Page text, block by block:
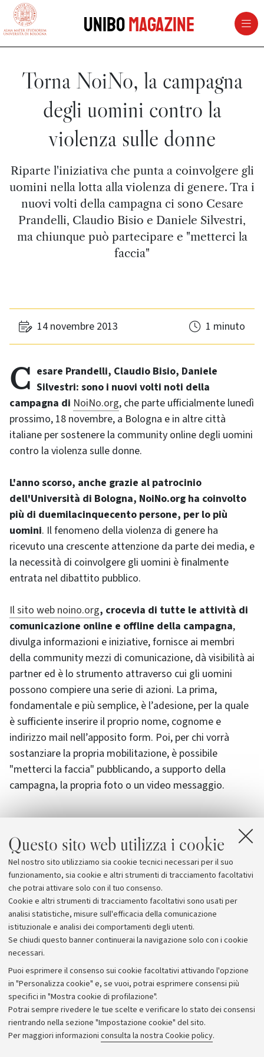
Questo sito web utilizza i cookie
Nel nostro sito utilizziamo sia cookie tecnici necessari per il suo
funzionamento, sia cookie e altri strumenti di tracciamento facoltativi
che potrai attivare solo con il tuo consenso.
Cookie e altri strumenti di tracciamento facoltativi sono usati per
analisi statistiche, misure sull'efficacia della comunicazione
istituzionale e analisi dei comportamenti degli utenti.
Se chiudi questo banner continuerai la navigazione solo con i cookie
necessari.
Puoi esprimere il consenso sui cookie facoltativi attivando l'opzione
in "Personalizza cookie" e, se vuoi, potrai esprimere consensi più
specifici in "Mostra cookie di profilazione".
Potrai sempre rivedere le tue scelte e verificare lo stato dei consensi
rientrando nella sezione "Impostazione cookie" del sito.
Per maggiori informazioni consulta la nostra Cookie policy.
vai al contenuto della pagina
UniboMagazine
Torna NoiNo, la campagna
degli uomini contro la
violenza sulle donne
Riparte l'iniziativa che punta a coinvolgere gli
uomini nella lotta alla violenza di genere. Tra i
nuovi volti della campagna ci sono Cesare
Prandelli, Claudio Bisio e Daniele Silvestri,
ma chiunque può partecipare e "metterci la
faccia"
14 novembre 2013 1 minuto
Cesare Prandelli, Claudio Bisio, Daniele Silvestri: sono i nuovi volti noti della
campagna di NoiNo.org, che parte ufficialmente lunedì
prossimo, 18 novembre, a Bologna e in altre città
italiane per sostenere la community online degli uomini
contro la violenza sulle donne.
L'anno scorso, anche grazie al patrocinio
dell'Università di Bologna, NoiNo.org ha coinvolto
più di duemilacinquecento persone, per lo più
uomini. Il fenomeno della violenza di genere ha
ricevuto una crescente attenzione da parte dei media, e
la necessità di coinvolgere gli uomini è finalmente
entrata nel dibattito pubblico.
Il sito web noino.org, crocevia di tutte le attività di
comunicazione online e offline della campagna,
divulga informazioni e iniziative, fornisce ai membri
della community mezzi di comunicazione, dà visibilità ai
partner ed è lo strumento attraverso cui gli uomini
possono compiere una serie di azioni. La prima,
fondamentale e più semplice, è l’adesione, per la quale
è sufficiente inserire il proprio nome, cognome e
indirizzo mail nell’apposito form. Poi, per chi vorrà
sostanziare la propria mobilitazione, è possibile
"metterci la faccia" pubblicando, a supporto della
campagna, la propria foto o un video messaggio.
Allegati
NoiNo.org
Archivio
Comunicati stampa
Redazione
Rassegna stampa